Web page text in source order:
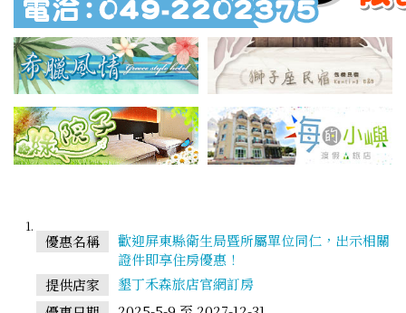
優惠名稱
歡迎屏東縣衛生局暨所屬單位同仁，出示相關
證件即享住房優惠！
提供店家
墾丁禾森旅店官網訂房